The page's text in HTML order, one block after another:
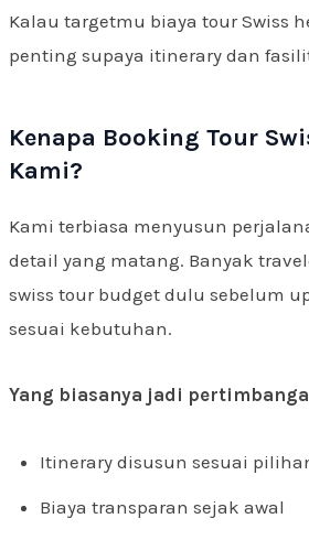
Kalau targetmu biaya tour Swiss
penting supaya itinerary dan
Kenapa Booking Tour
Kami?
Kami terbiasa menyusun
detail yang matang. Banyak
swiss tour budget dulu sebelum
sesuai kebutuhan.
Yang biasanya jadi
Itinerary disusun sesuai
Biaya transparan sejak awal